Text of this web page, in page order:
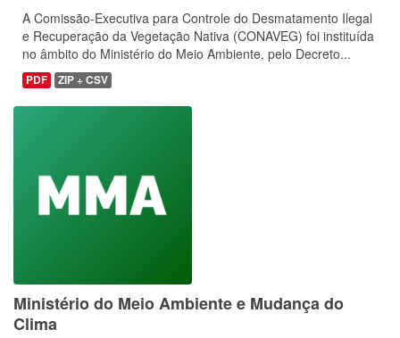
A Comissão-Executiva para Controle do Desmatamento Ilegal
e Recuperação da Vegetação Nativa (CONAVEG) foi instituída
no âmbito do Ministério do Meio Ambiente, pelo Decreto...
PDF ZIP + CSV
Ministério do Meio Ambiente e Mudança do
Clima